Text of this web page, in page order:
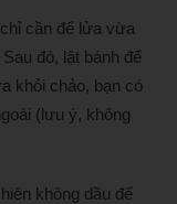
cần để lửa vừa
đó, lật bánh để
khỏi chảo, bạn có
(lưu ý, không
không dầu để